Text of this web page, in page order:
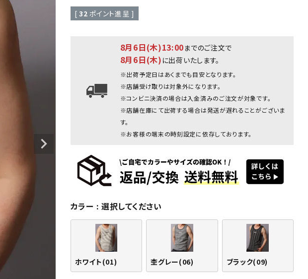
[ 32 ポイント進呈 ]
8月6日(木)13:00までのご注文で
8月6日(木) に出荷いたします。
※出荷予定日はあくまでも目安となります。
※店舗受け取りは対象外になります。
※コンビニ決済の場合は入金済みのご注文が対象です。
※店舗在庫にて出荷する場合は発送が遅れることがございま
す。
※お客様の端末の時刻設定に依存しております。
カラー 選択してください
ホワイト(01) 杢グレー(06) ブラック(09)